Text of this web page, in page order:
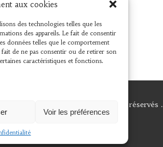
aux cookies
des technologies telles que les
des appareils. Le fait de consentir
données telles que le comportement
de ne pas consentir ou de retirer son
caractéristiques et fonctions.
Voir les préférences
L'Amer 29670 Henvic . Tous droits réservés .